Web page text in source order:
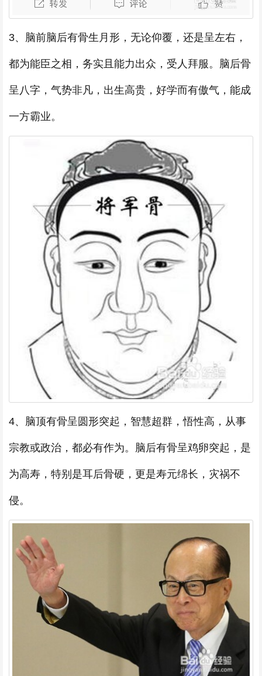
3、脑前脑后有骨生月形，无论仰覆，还是呈左右，
都为能臣之相，务实且能力出众，受人拜服。脑后骨
呈八字，气势非凡，出生高贵，好学而有傲气，能成
一方霸业。
4、脑顶有骨呈圆形突起，智慧超群，悟性高，从事
宗教或政治，都必有作为。脑后有骨呈鸡卵突起，是
为高寿，特别是耳后骨硬，更是寿元绵长，灾祸不
侵。